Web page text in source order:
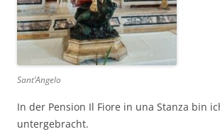
Sant’Angelo
In der Pension Il Fiore in una Stanza bin
untergebracht.